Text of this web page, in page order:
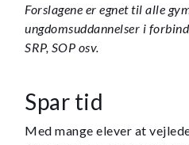
Forslagene er egnet til alle
ungdomsuddannelser i
SRP, SOP osv.
Spar tid
Med mange elever at